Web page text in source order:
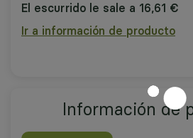
El escurrido le sale a 16,61 €
Ir a información de producto
Información de